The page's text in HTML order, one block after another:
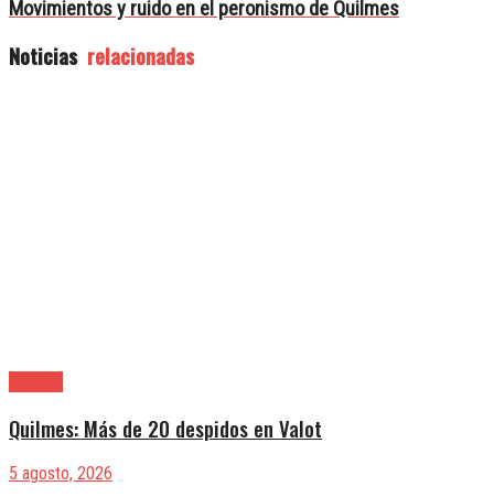
Movimientos y ruido en el peronismo de Quilmes
Noticias relacionadas
Quilmes: Más de 20 despidos en Valot
5 agosto, 2026